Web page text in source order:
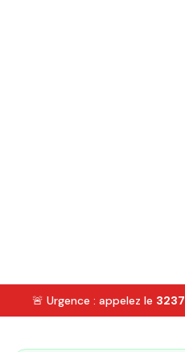
🚨 Urgence : appelez le 3237